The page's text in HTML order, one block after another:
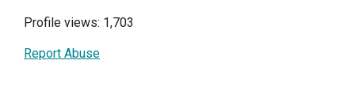
Profile views: 1,703
Report Abuse